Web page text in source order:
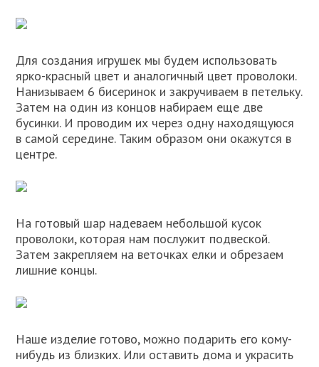
Для создания игрушек мы будем использовать
ярко-красный цвет и аналогичный цвет проволоки.
Нанизываем 6 бисеринок и закручиваем в петельку.
Затем на один из концов набираем еще две
бусинки. И проводим их через одну находящуюся
в самой середине. Таким образом они окажутся в
центре.
На готовый шар надеваем небольшой кусок
проволоки, которая нам послужит подвеской.
Затем закрепляем на веточках елки и обрезаем
лишние концы.
Наше изделие готово, можно подарить его кому-
нибудь из близких. Или оставить дома и украсить